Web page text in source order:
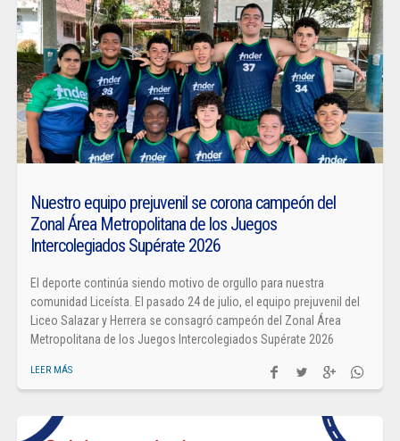
Nuestro equipo prejuvenil se corona campeón del
Zonal Área Metropolitana de los Juegos
Intercolegiados Supérate 2026
El deporte continúa siendo motivo de orgullo para nuestra
comunidad Liceísta. El pasado 24 de julio, el equipo prejuvenil del
Liceo Salazar y Herrera se consagró campeón del Zonal Área
Metropolitana de los Juegos Intercolegiados Supérate 2026
LEER MÁS